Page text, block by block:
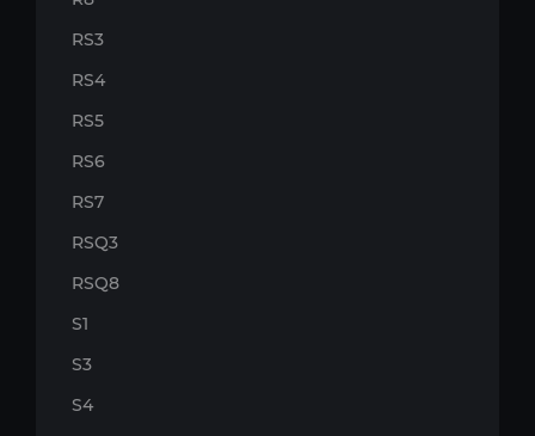
RS3
RS4
RS5
RS6
RS7
RSQ3
RSQ8
S1
S3
S4